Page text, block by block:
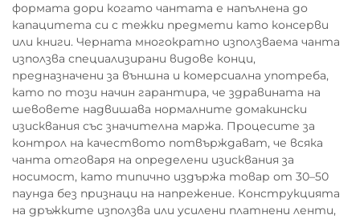
формата дори когато чантата е напълнена до
капацитета си с тежки предмети като консерви
или книги. Черната многократно използваема чанта
използва специализирани видове конци,
предназначени за външна и комерсиална употреба,
като по този начин гарантира, че здравината на
шевовете надвишава нормалните домакински
изисквания със значителна маржа. Процесите за
контрол на качеството потвърждават, че всяка
чанта отговаря на определени изисквания за
носимост, като типично издържа товар от 30–50
паунда без признаци на напрежение. Конструкцията
на дръжките използва или усилени платнени ленти,